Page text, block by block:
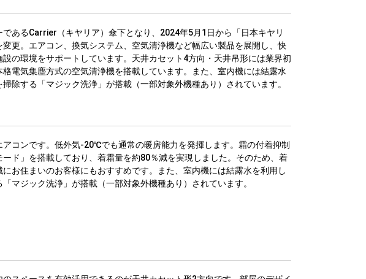
あるCarrier（キヤリア）傘下となり、2024年5月1日から「日本キヤリ
変更。エアコン、換気システム、空気清浄機など幅広い製品を展開し、快
の環境をサポートしています。天井カセット4方向・天井吊形には業界初
電気集塵方式の空気清浄機を搭載しています。また、室内機には結露水
除する「マジック洗浄」が搭載（一部対象外機種あり）されています。
コンです。低外気-20℃でも通常の暖房能力を発揮します。霜の付着抑制
ード」を搭載しており、着霜量を約80％減を実現しました。そのため、着
お住まいのお客様にもおすすめです。また、室内機には結露水を利用し
マジック洗浄」が搭載（一部対象外機種あり）されています。